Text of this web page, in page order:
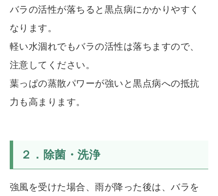
バラの活性が落ちると黒点病にかかりやすく
なります。
軽い水涸れでもバラの活性は落ちますので、
注意してください。
葉っぱの蒸散パワーが強いと黒点病への抵抗
力も高まります。
２．除菌・洗浄
強風を受けた場合、雨が降った後は、バラを